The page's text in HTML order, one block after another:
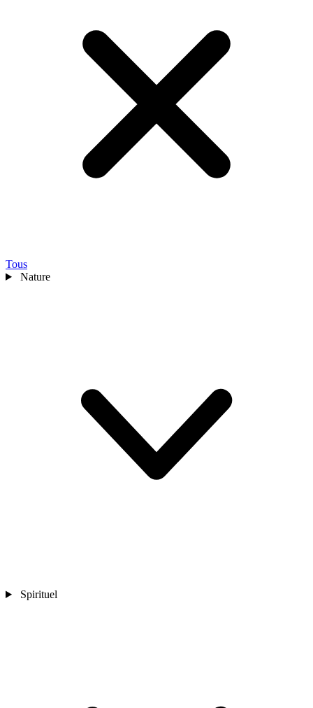
Tous
Nature
Spirituel